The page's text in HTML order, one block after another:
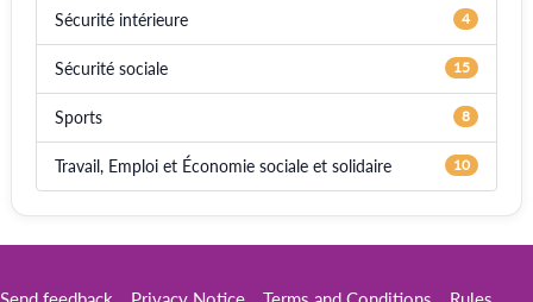
Sécurité intérieure 4
Sécurité sociale 15
Sports 8
Travail, Emploi et Économie sociale et solidaire 10